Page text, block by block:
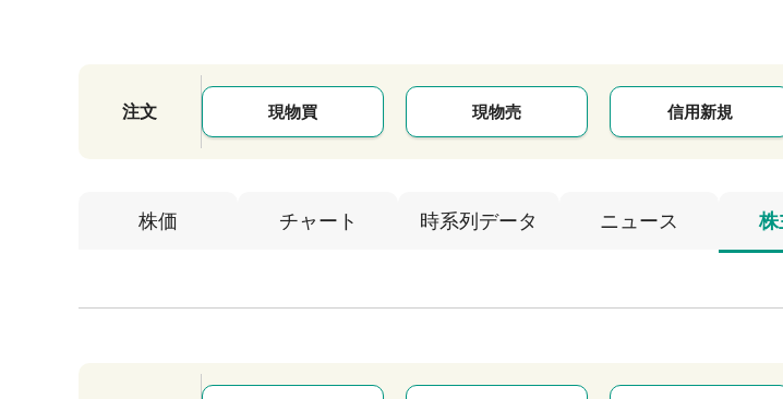
注文 現物買 現物売 信用新規
株価 チャート 時系列データ ニュース 株